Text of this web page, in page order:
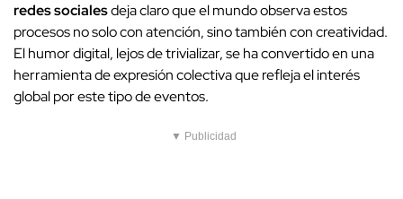
redes socialesdeja claro que el mundo observa estos
procesos no solo con atención, sino también con creatividad.
El humor digital, lejos de trivializar, se ha convertido en una
herramienta de expresión colectiva que refleja el interés
global por este tipo de eventos.
▼ Publicidad